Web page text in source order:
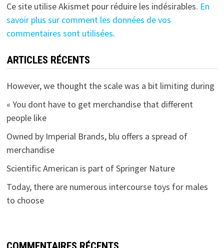
Ce site utilise Akismet pour réduire les indésirables. En
savoir plus sur comment les données de vos
commentaires sont utilisées.
ARTICLES RÉCENTS
However, we thought the scale was a bit limiting during
« You dont have to get merchandise that different
people like
Owned by Imperial Brands, blu offers a spread of
merchandise
Scientific American is part of Springer Nature
Today, there are numerous intercourse toys for males
to choose